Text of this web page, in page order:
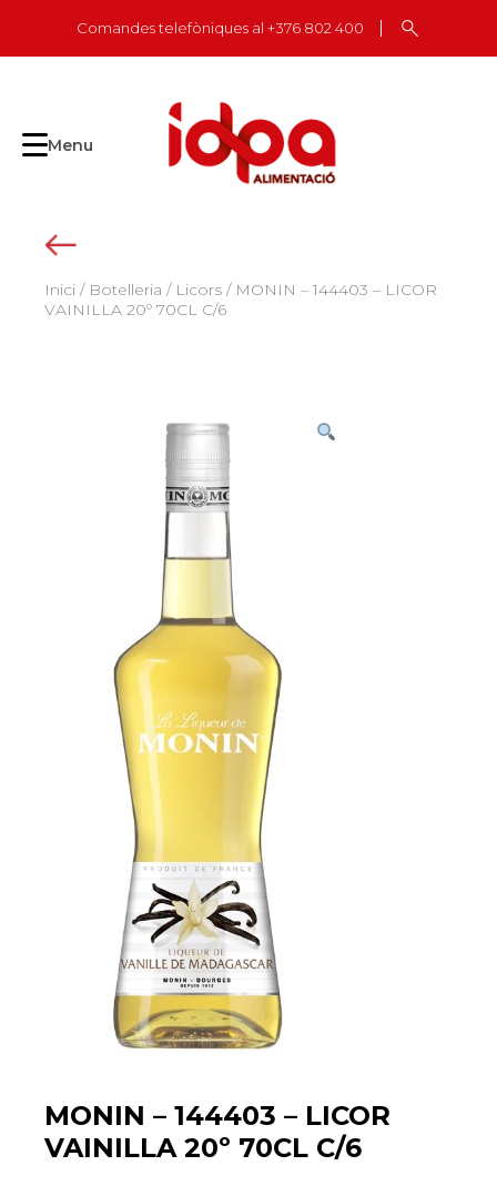
content
Comandes telefòniques al +376 802 400
Menu
Inici / Botelleria / Licors / MONIN – 144403 – LICOR
VAINILLA 20º 70CL C/6
MONIN – 144403 – LICOR
VAINILLA 20º 70CL C/6